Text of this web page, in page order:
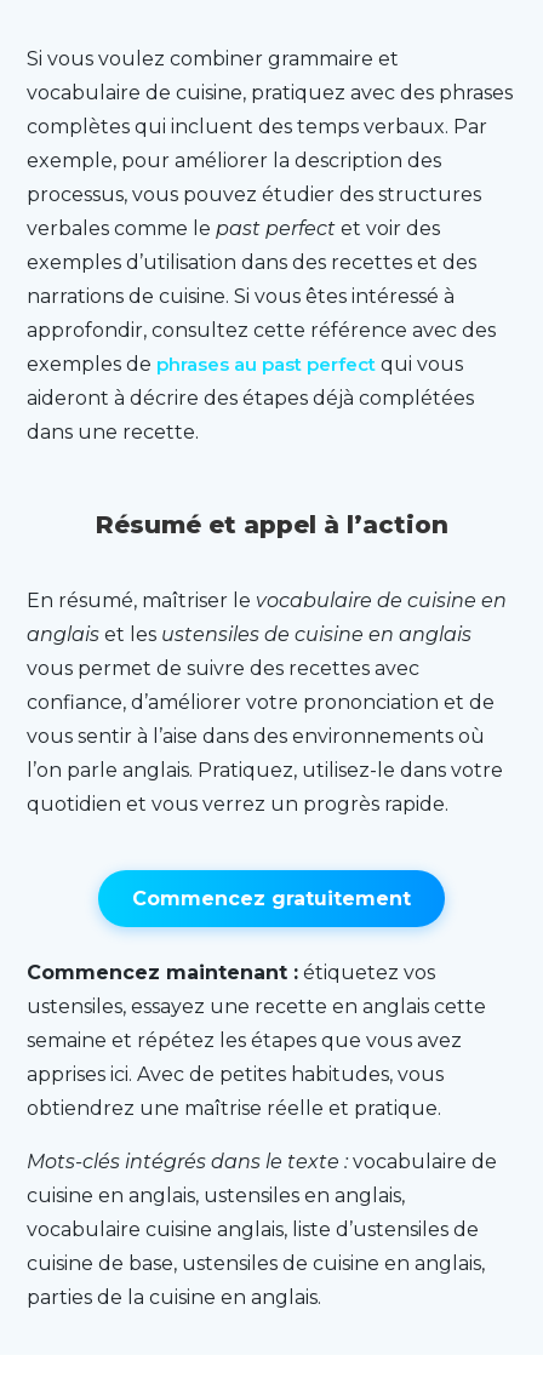
Si vous voulez combiner grammaire et
vocabulaire de cuisine, pratiquez avec des phrases
complètes qui incluent des temps verbaux. Par
exemple, pour améliorer la description des
processus, vous pouvez étudier des structures
verbales comme lepast perfect et voir des
exemples d’utilisation dans des recettes et des
narrations de cuisine. Si vous êtes intéressé à
approfondir, consultez cette référence avec des
exemples de phrases au past perfect qui vous
aideront à décrire des étapes déjà complétées
dans une recette.
Résumé et appel à l’action
En résumé, maîtriser le vocabulaire de cuisine en
anglais et les ustensiles de cuisine en anglais
vous permet de suivre des recettes avec
confiance, d’améliorer votre prononciation et de
vous sentir à l’aise dans des environnements où
l’on parle anglais. Pratiquez, utilisez-le dans votre
quotidien et vous verrez un progrès rapide.
Commencez gratuitement
Commencez maintenant : étiquetez vos
ustensiles, essayez une recette en anglais cette
semaine et répétez les étapes que vous avez
apprises ici. Avec de petites habitudes, vous
obtiendrez une maîtrise réelle et pratique.
Mots-clés intégrés dans le texte : vocabulaire de
cuisine en anglais, ustensiles en anglais,
vocabulaire cuisine anglais, liste d’ustensiles de
cuisine de base, ustensiles de cuisine en anglais,
parties de la cuisine en anglais.